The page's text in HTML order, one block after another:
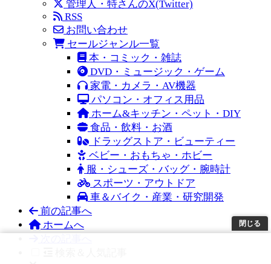
閉じる
管理人・特さんのX(Twitter)
RSS
お問い合わせ
セールジャンル一覧
本・コミック・雑誌
DVD・ミュージック・ゲーム
家電・カメラ・AV機器
パソコン・オフィス用品
ホーム&キッチン・ペット・DIY
食品・飲料・お酒
ドラッグストア・ビューティー
ベビー・おもちゃ・ホビー
服・シューズ・バッグ・腕時計
スポーツ・アウトドア
車＆バイク・産業・研究開発
前の記事へ
ホームへ